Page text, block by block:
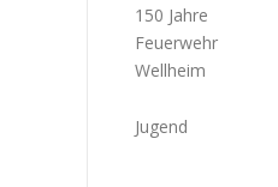
150 Jahre
Feuerwehr
Wellheim
Jugend